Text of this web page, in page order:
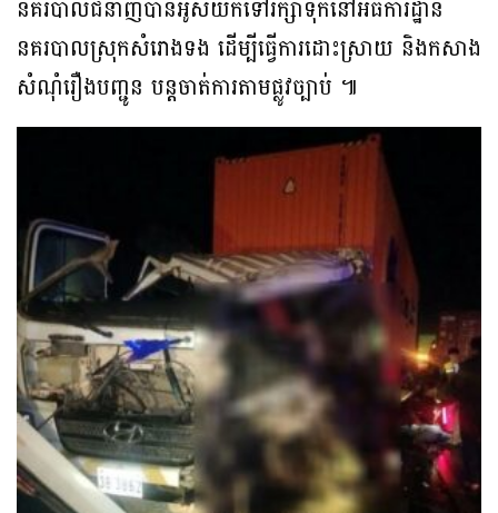
នគរបាលជំនាញបានអូសយកទៅរក្សាទុកនៅអធិការដ្ឋាន
នគរបាលស្រុកសំរោងទង ដើម្បីធ្វើការដោះស្រាយ និងកសាង
សំណុំរឿងបញ្ជូន បន្តចាត់ការតាមផ្លូវច្បាប់ ៕